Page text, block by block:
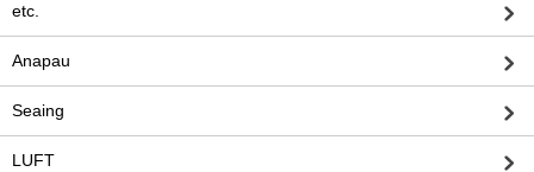
etc.
Anapau
Seaing
LUFT